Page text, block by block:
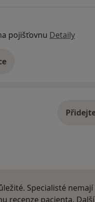
pojišťovnu Detaily
adrese
Specialisté
recenze pacienta.